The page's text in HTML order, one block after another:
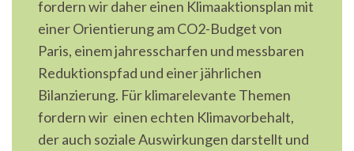
fordern wir daher einen Klimaaktionsplan mit
einer Orientierung am CO2-Budget von
Paris, einem jahresscharfen und messbaren
Reduktionspfad und einer jährlichen
Bilanzierung. Für klimarelevante Themen
fordern wir einen echten Klimavorbehalt,
der auch soziale Auswirkungen darstellt und